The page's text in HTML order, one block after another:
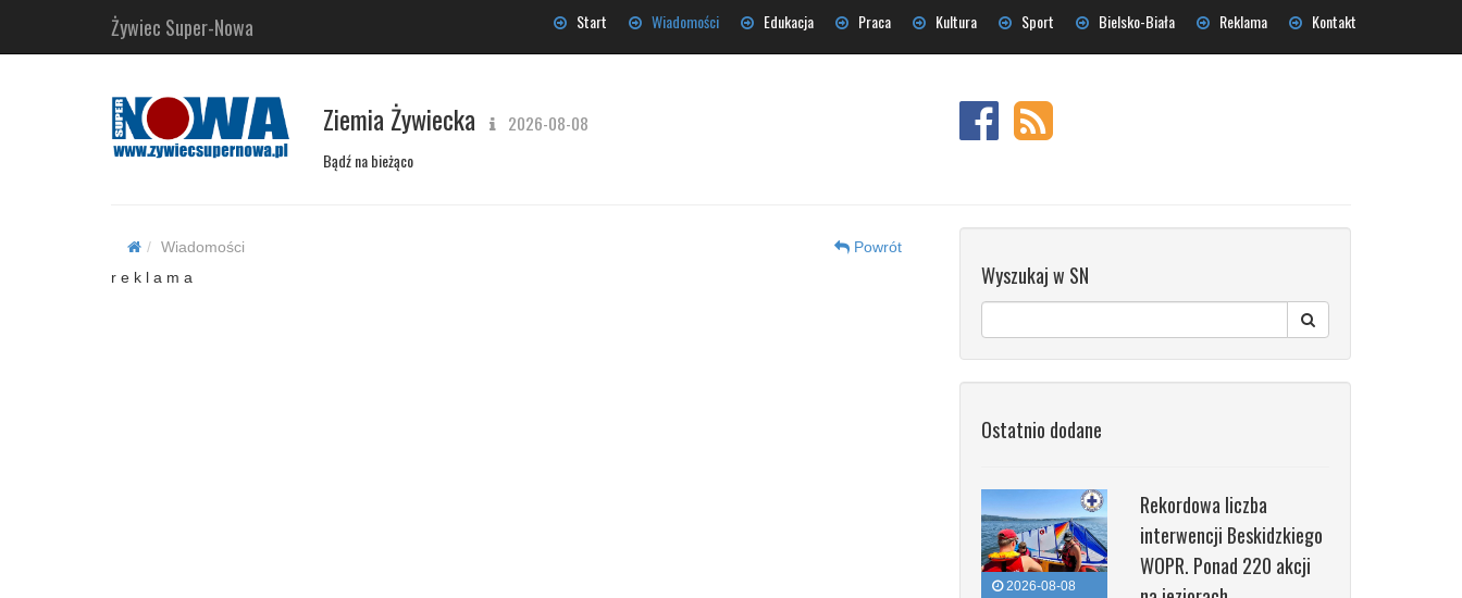
Żywiec Super-Nowa Start Wiadomości Edukacja Praca Kultura Sport Bielsko-Biała Reklama Kontakt
Ziemia Żywiecka 2026-08-08
Bądź na bieżąco
Wiadomości
Powrót
r e k l a m a
Wyszukaj w SN
Ostatnio dodane
2026-08-08
Rekordowa liczba
interwencji Beskidzkiego
WOPR. Ponad 220 akcji